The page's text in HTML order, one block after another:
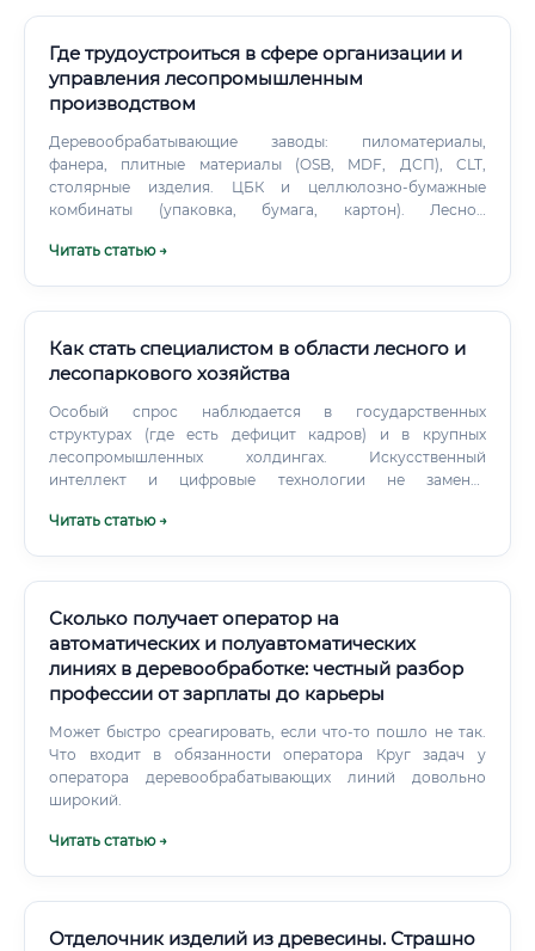
Где трудоустроиться в сфере организации и
управления лесопромышленным
производством
Деревообрабатывающие заводы: пиломатериалы,
фанера, плитные материалы (OSB, MDF, ДСП), CLT,
столярные изделия. ЦБК и целлюлозно-бумажные
комбинаты (упаковка, бумага, картон). Лесной
линии, терминалы, экспедирование, ж/д и портовая
Читать статью →
Как стать специалистом в области лесного и
лесопаркового хозяйства
Особый спрос наблюдается в государственных
структурах (где есть дефицит кадров) и в крупных
лесопромышленных холдингах. Искусственный
интеллект и цифровые технологии не заменят
инструментами.
Читать статью →
Сколько получает оператор на
автоматических и полуавтоматических
линиях в деревообработке: честный разбор
профессии от зарплаты до карьеры
Может быстро среагировать, если что-то пошло не так.
Что входит в обязанности оператора Круг задач у
оператора деревообрабатывающих линий довольно
широкий.
Читать статью →
Отделочник изделий из древесины. Страшно